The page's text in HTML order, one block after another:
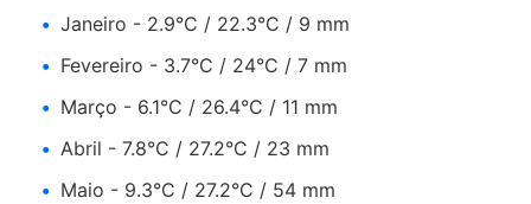
Janeiro - 2.9°C / 22.3°C / 9 mm
Fevereiro - 3.7°C / 24°C / 7 mm
Março - 6.1°C / 26.4°C / 11 mm
Abril - 7.8°C / 27.2°C / 23 mm
Maio - 9.3°C / 27.2°C / 54 mm